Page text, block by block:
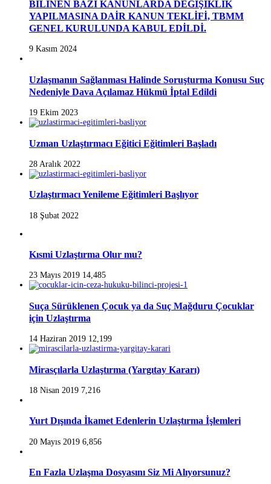
BİLİNEN BAZI KANUNLARDA DEĞİŞİKLİK
YAPILMASINA DAİR KANUN TEKLİFİ, TBMM
GENEL KURULUNDA KABUL EDİLDİ.
9 Kasım 2024
Uzlaşmanın Sağlanması Halinde Soruşturma Konusu Suç
Nedeniyle Dava Açılamaz Hükmü İptal Edildi
19 Ekim 2023
Uzman Uzlaştırmacı Eğitici Eğitimleri Başladı
28 Aralık 2022
Uzlaştırmacı Yenileme Eğitimleri Başlıyor
18 Şubat 2022
Kısmi Uzlaştırma Olur mu?
23 Mayıs 2019 14,485
Suça Sürüklenen Çocuk ya da Suç Mağduru Çocuklar
için Uzlaştırma
14 Haziran 2019 12,199
Mirasçılarla Uzlaştırma (Yargıtay Kararı)
18 Nisan 2019 7,216
Yurt Dışında İkamet Edenlerin Uzlaştırma İşlemleri
20 Mayıs 2019 6,856
En Fazla Uzlaşma Dosyasını Siz Mi Alıyorsunuz?